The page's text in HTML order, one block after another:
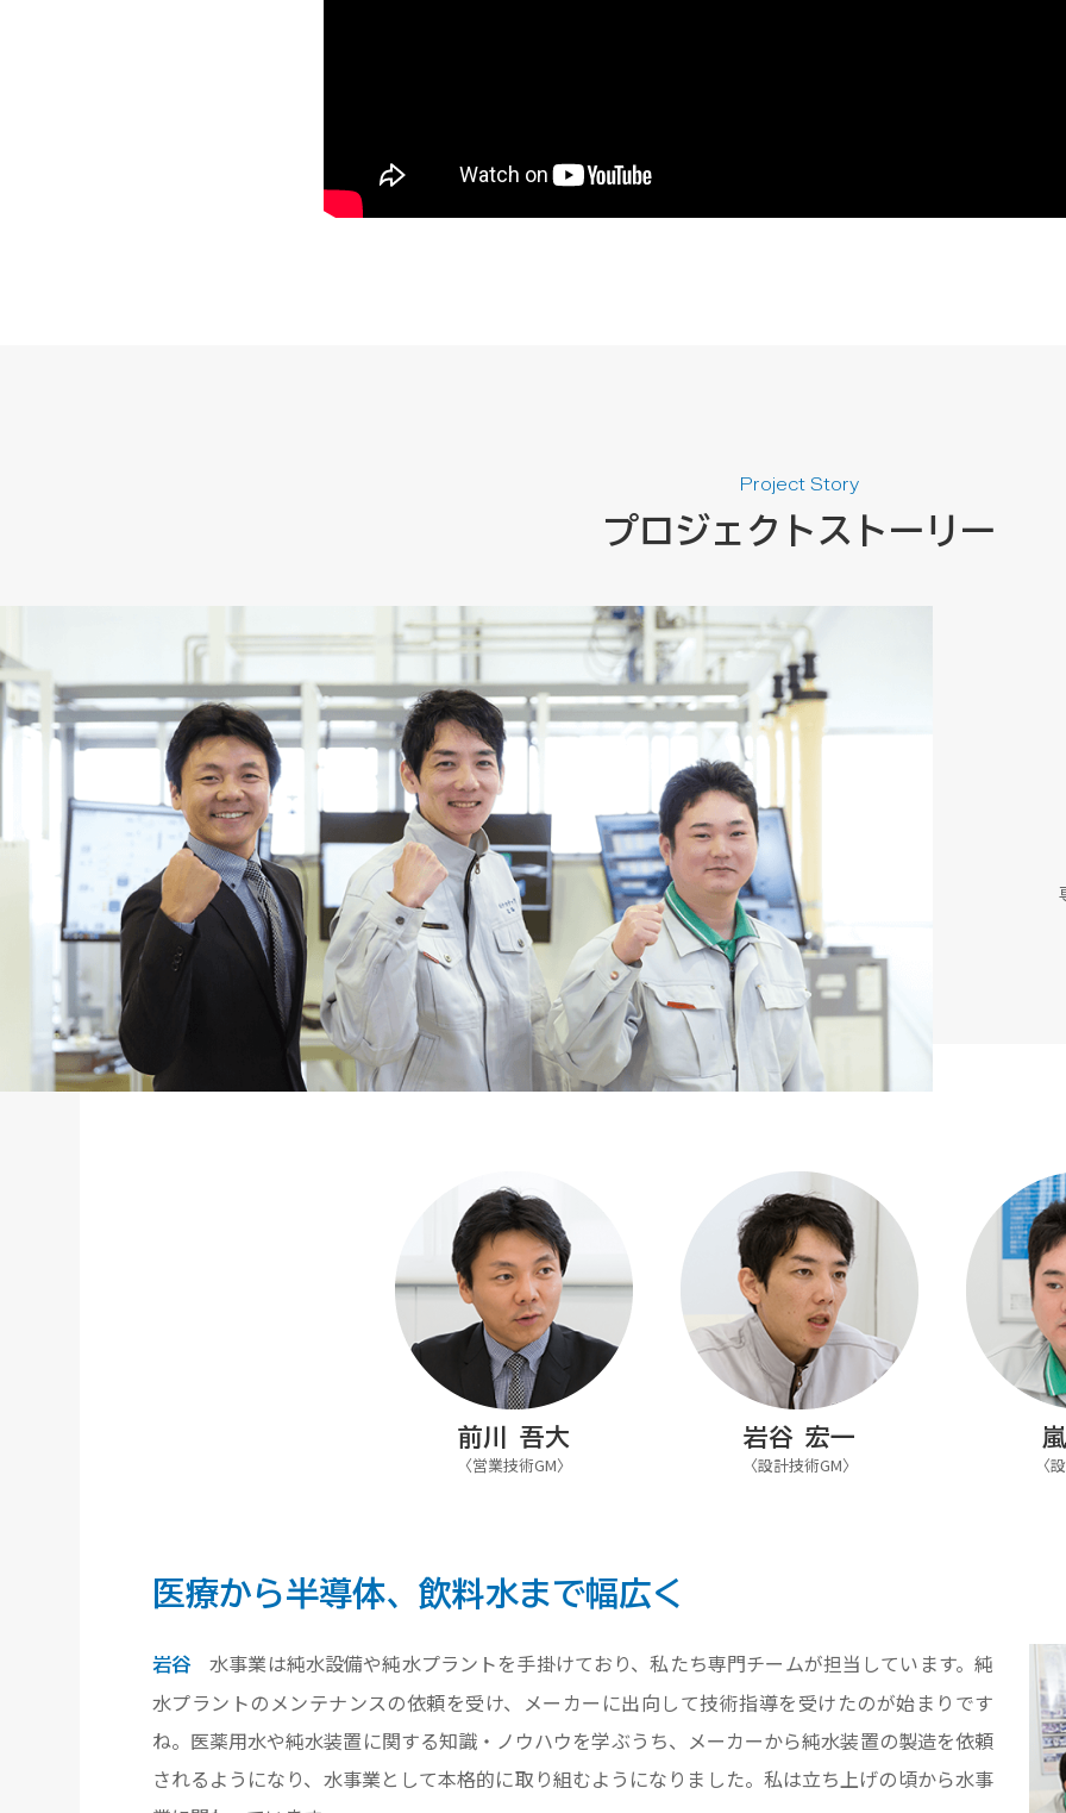
Project Story
プロジェクトストーリー
前川 吾大
〈営業技術GM〉
岩谷 宏一
〈設計技術GM〉 〈
医療から半導体、 飲料水まで幅広く
岩谷水事業は純水設備や純水プラントを手掛けており、私たち専門チームが担当しています。純
水プラントのメンテナンスの依頼を受け、メーカーに出向して技術指導を受けたのが始まりです
ね。医薬用水や純水装置に関する知識・ノウハウを学ぶうち、メーカーから純水装置の製造を依頼
されるようになり、水事業として本格的に取り組むようになりました。私は立ち上げの頃から水事